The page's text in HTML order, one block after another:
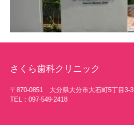
さくら歯科クリニック
〒870-0851 大分県大分市大石町5丁目3-3
TEL：097-549-2418